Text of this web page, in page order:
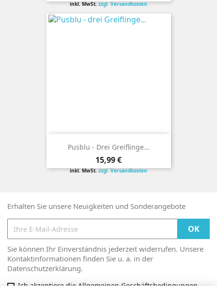
inkl. MwSt.zzgl. Versandkosten
Pusblu - Drei Greiflinge...
Preis
15,99 €
inkl. MwSt.zzgl. Versandkosten
Erhalten Sie unsere Neuigkeiten und Sonderangebote
Sie können Ihr Einverständnis jederzeit widerrufen. Unsere
Kontaktinformationen finden Sie u. a. in der
Datenschutzerklärung.
Ich akzeptiere die Allgemeinen Geschäftsbedingungen